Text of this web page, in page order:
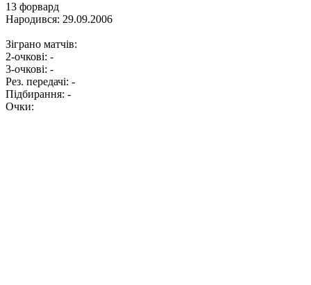
13 форвард
Народився: 29.09.2006
Зіграно матчів:
2-очкові: -
3-очкові: -
Рез. передачі: -
Підбирання: -
Очки: